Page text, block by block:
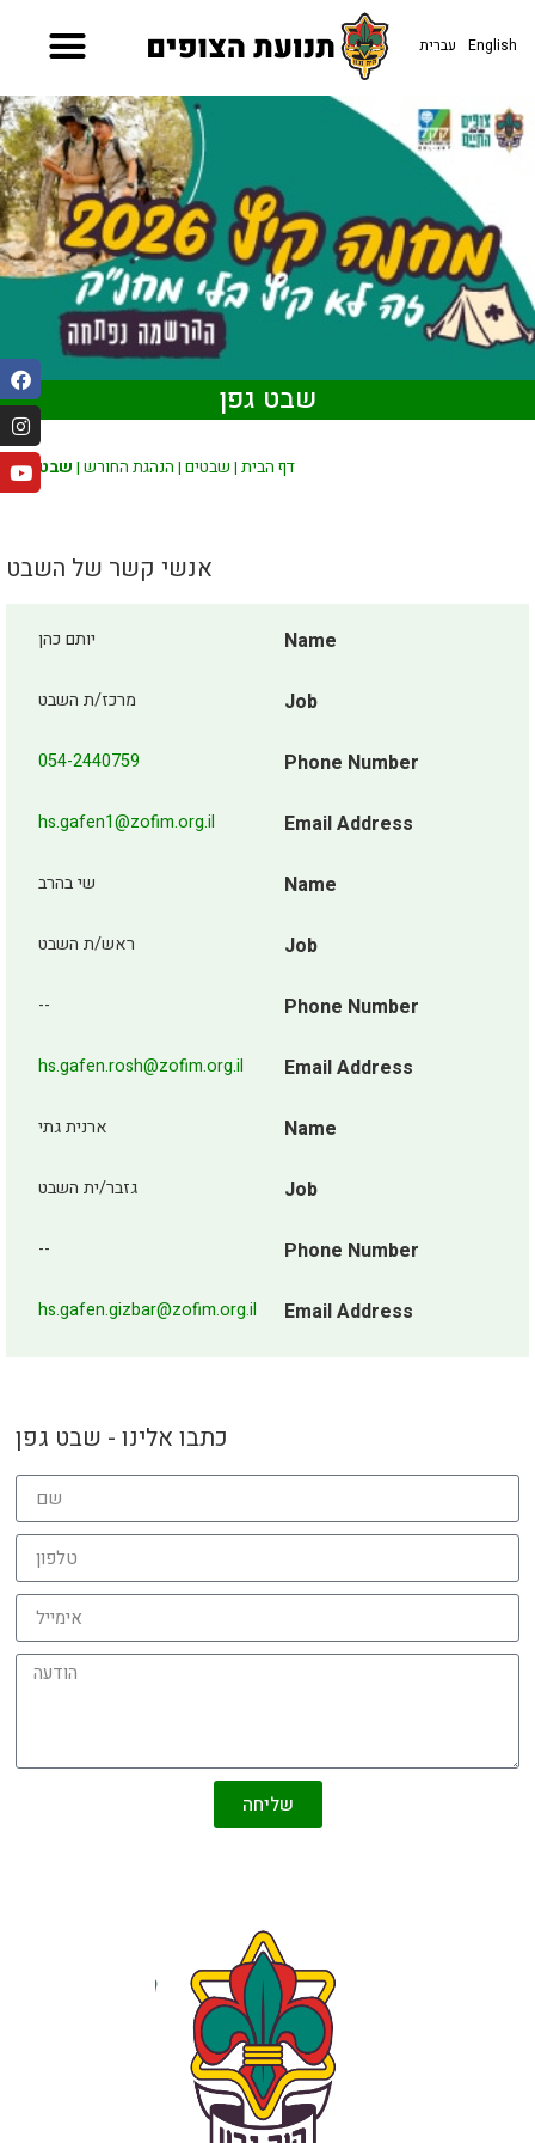
עברית English
שבט גפן
דף הבית | שבטים | הנהגת החורש | שבט גפן
אנשי קשר של השבט
Name יותם כהן
Job מרכז/ת השבט
Phone Number
054-2440759
Email Address
hs.gafen1@zofim.org.il
Name שי בהרב
Job ראש/ת השבט
Phone Number
--
Email Address
hs.gafen.rosh@zofim.org.il
Name ארנית גתי
Job גזבר/ית השבט
Phone Number
--
Email Address
hs.gafen.gizbar@zofim.org.il
כתבו אלינו - שבט גפן
שליחה